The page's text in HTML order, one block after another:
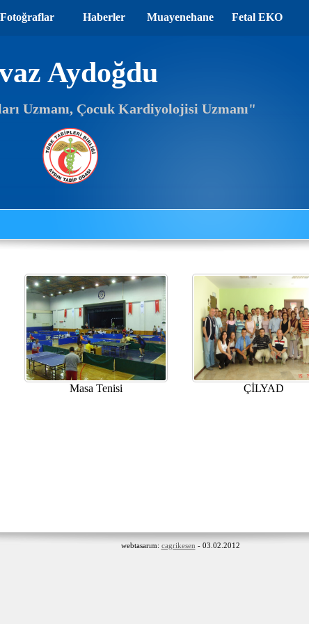
Fotoğraflar Haberler Muayenehane Fetal EKO
Aydoğdu
Uzmanı, Çocuk Kardiyolojisi Uzmanı"
Masa Tenisi ÇİLYAD
webtasarım: cagrikesen - 03.02.2012